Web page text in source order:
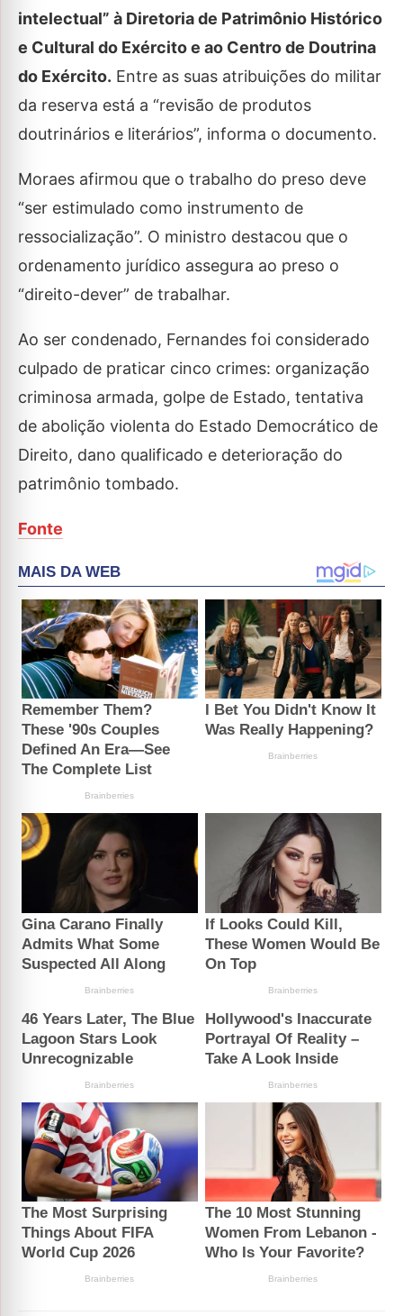
intelectual” à Diretoria de Patrimônio Histórico
e Cultural do Exército e ao Centro de Doutrina
do Exército. Entre as suas atribuições do militar
da reserva está a “revisão de produtos
doutrinários e literários”, informa o documento.
Moraes afirmou que o trabalho do preso deve
“ser estimulado como instrumento de
ressocialização”. O ministro destacou que o
ordenamento jurídico assegura ao preso o
“direito-dever” de trabalhar.
Ao ser condenado, Fernandes foi considerado
culpado de praticar cinco crimes: organização
criminosa armada, golpe de Estado, tentativa
de abolição violenta do Estado Democrático de
Direito, dano qualificado e deterioração do
patrimônio tombado.
Fonte